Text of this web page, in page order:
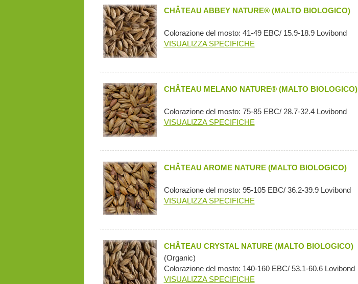
CHÂTEAU ABBEY NATURE® (MALTO BIOLOGICO)
Colorazione del mosto: 41-49 EBC/ 15.9-18.9 Lovibond
VISUALIZZA SPECIFICHE
CHÂTEAU MELANO NATURE® (MALTO BIOLOGICO)
Colorazione del mosto: 75-85 EBC/ 28.7-32.4 Lovibond
VISUALIZZA SPECIFICHE
CHÂTEAU AROME NATURE (MALTO BIOLOGICO)
Colorazione del mosto: 95-105 EBC/ 36.2-39.9 Lovibond
VISUALIZZA SPECIFICHE
CHÂTEAU CRYSTAL NATURE (MALTO BIOLOGICO)
(Organic)
Colorazione del mosto: 140-160 EBC/ 53.1-60.6 Lovibond
VISUALIZZA SPECIFICHE